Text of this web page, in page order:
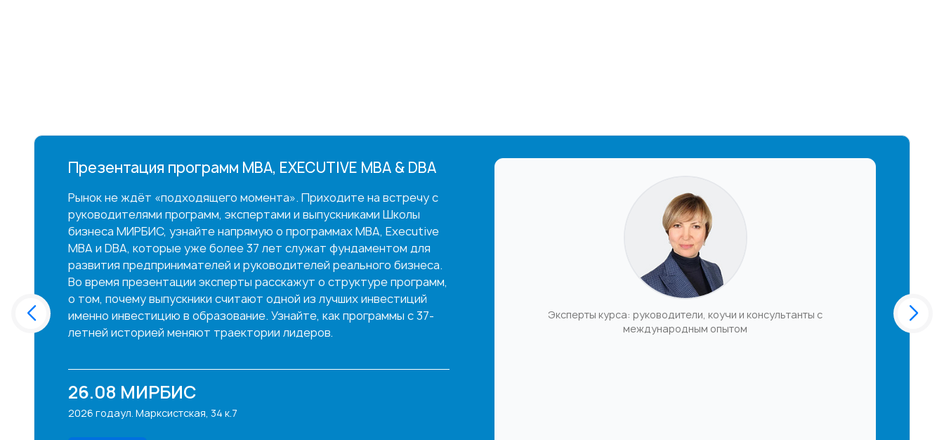
Эксперты курса: руководители, коучи и консультанты с
международным опытом
Презентация программ MBA, EXECUTIVE MBA & DBA
Рынок не ждёт «подходящего момента». Приходите на встречу с
руководителями программ, экспертами и выпускниками Школы
бизнеса МИРБИС, узнайте напрямую о программах MBA, Executive
MBA и DBA, которые уже более 37 лет служат фундаментом для
развития предпринимателей и руководителей реального бизнеса.
Во время презентации эксперты расскажут о структуре программ,
о том, почему выпускники считают одной из лучших инвестиций
именно инвестицию в образование. Узнайте, как программы с 37-
летней историей меняют траектории лидеров.
26.08
2026 года
МИРБИС
ул. Марксистская, 34 к.7